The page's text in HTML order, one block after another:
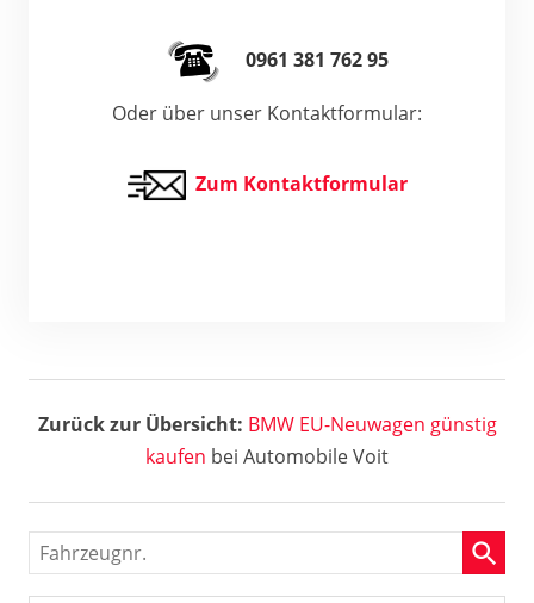
0961 381 762 95
Oder über unser Kontaktformular:
Zum Kontaktformular
Zurück zur Übersicht: BMW EU-Neuwagen günstig
kaufen bei Automobile Voit
Fahrzeugnr.